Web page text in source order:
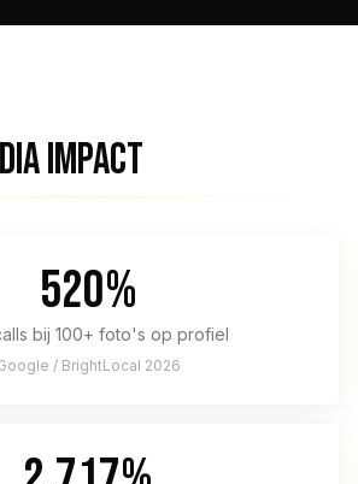
IMPACT
520%
bij 100+ foto's op profiel
/ BrightLocal 2026